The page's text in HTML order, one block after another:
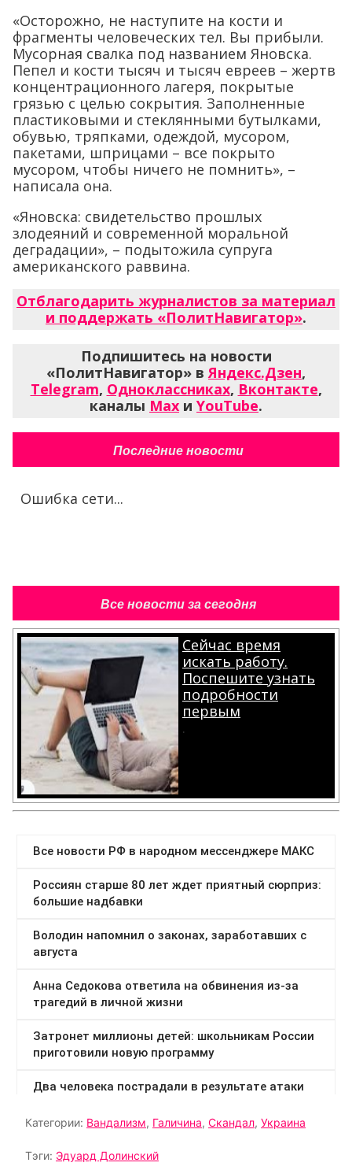
«Осторожно, не наступите на кости и
фрагменты человеческих тел. Вы прибыли.
Мусорная свалка под названием Яновска.
Пепел и кости тысяч и тысяч евреев – жертв
концентрационного лагеря, покрытые
грязью с целью сокрытия. Заполненные
пластиковыми и стеклянными бутылками,
обувью, тряпками, одеждой, мусором,
пакетами, шприцами – все покрыто
мусором, чтобы ничего не помнить», –
написала она.
«Яновска: свидетельство прошлых
злодеяний и современной моральной
деградации», – подытожила супруга
американского раввина.
Отблагодарить журналистов за материал
и поддержать «ПолитНавигатор».
Подпишитесь на новости
«ПолитНавигатор» вЯндекс.Дзен,
Telegram, Одноклассниках, Вконтакте,
каналы Max и YouTube.
Последние новости
Ошибка сети...
Все новости за сегодня
Сейчас время
искать работу.
Поспешите узнать
подробности
первым
.
Категории: Вандализм, Галичина, Скандал, Украина
Тэги: Эдуард Долинский